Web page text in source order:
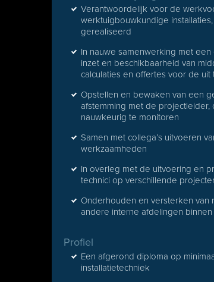
Verantwoordelijk voor de
werktuigbouwkundige
gerealiseerd
In nauwe samenwerking met
inzet en beschikbaarheid van
calculaties en offertes voor de
Opstellen en bewaken van een
afstemming met de
nauwkeurig te monitoren
Samen met collega’s uitvoeren
werkzaamheden
In overleg met de uitvoering en
technici op verschillende
Onderhouden en versterken van
andere interne afdelingen binnen
Profiel
Een afgerond diploma op
installatietechniek